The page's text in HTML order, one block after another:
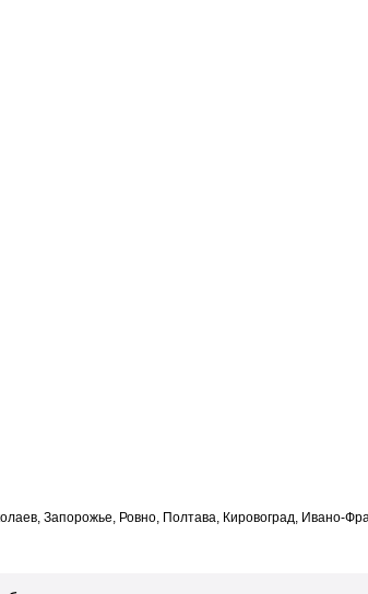
Запорожье, Ровно, Полтава, Кировоград, Ивано-